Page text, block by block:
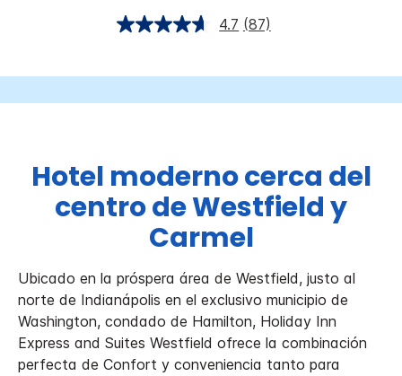
4.7 (87)
Hotel moderno cerca del
centro de Westfield y
Carmel
Ubicado en la próspera área de Westfield, justo al
norte de Indianápolis en el exclusivo municipio de
Washington, condado de Hamilton, Holiday Inn
Express and Suites Westfield ofrece la combinación
perfecta de Confort y conveniencia tanto para